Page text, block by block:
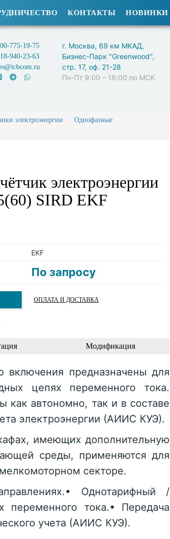
КОНТАКТЫ НОВИНКИ
775-19-75
940-23-63
г. Москва, 69 км МКАД,
Бизнес-Парк "Greenwood",
стр. 17, оф. 21-28
Пн-Пт 9:00 – 18:00 по МСК
электроэнергии
Однофазные
электроэнергии
SIRD EKF
EKF
По запросу
ОПЛАТА И ДОСТАВКА
Модификация
включения предназначены для
цепях переменного тока.
как автономно, так и в составе
электроэнергии (АИИС КУЭ).
имеющих дополнительную
среды, применяются для
секторе.
Однотарифный /
переменного тока.• Передача
учета (АИИС КУЭ).